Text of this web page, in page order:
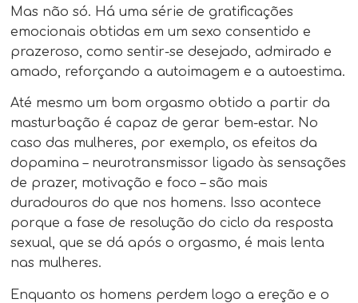
Mas não só. Há uma série de gratificações
emocionais obtidas em um sexo consentido e
prazeroso, como sentir-se desejado, admirado e
amado, reforçando a autoimagem e a autoestima.
Até mesmo um bom orgasmo obtido a partir da
masturbação é capaz de gerar bem-estar. No
caso das mulheres, por exemplo, os efeitos da
dopamina – neurotransmissor ligado às sensações
de prazer, motivação e foco – são mais
duradouros do que nos homens. Isso acontece
porque a fase de resolução do ciclo da resposta
sexual, que se dá após o orgasmo, é mais lenta
nas mulheres.
Enquanto os homens perdem logo a ereção e o